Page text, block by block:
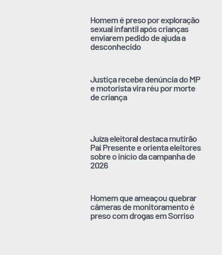
Homem é preso por exploração
sexual infantil após crianças
enviarem pedido de ajuda a
desconhecido
Justiça recebe denúncia do MP
e motorista vira réu por morte
de criança
Juíza eleitoral destaca mutirão
Pai Presente e orienta eleitores
sobre o início da campanha de
2026
Homem que ameaçou quebrar
câmeras de monitoramento é
preso com drogas em Sorriso